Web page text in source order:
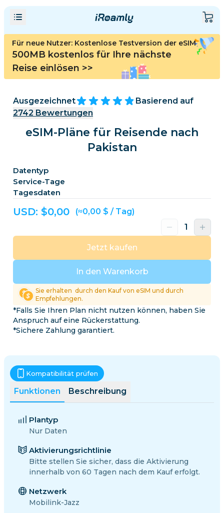
Für neue Nutzer: Kostenlose Testversion der eSIM
500MB kostenlos für Ihre nächste
Reise einlösen >>
Ausgezeichnet
Basierend auf
2742 Bewertungen
eSIM-Pläne für Reisende nach
Pakistan
Datentyp
Service-Tage
Tagesdaten
USD: $0,00 (≈0,00 $ / Tag)
In den Warenkorb
Jetzt kaufen
Sie erhalten durch den Kauf von eSIM und durch
Empfehlungen.
*Falls Sie Ihren Plan nicht nutzen können, haben Sie
Anspruch auf eine Rückerstattung.
*Sichere Zahlung garantiert.
Funktionen Beschreibung
Kompatibilität prüfen
Plantyp
Nur Daten
Aktivierungsrichtlinie
Bitte stellen Sie sicher, dass die Aktivierung
innerhalb von 60 Tagen nach dem Kauf erfolgt.
Netzwerk
Mobilink-Jazz